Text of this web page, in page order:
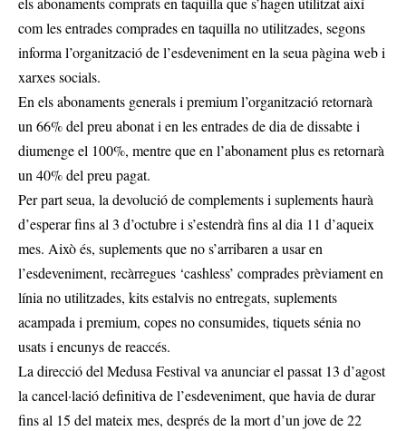
com les entrades comprades en taquilla no utilitzades, segons
informa l’organització de l’esdeveniment en la seua pàgina web i
xarxes socials.
En els abonaments generals i premium l’organització retornarà
un 66% del preu abonat i en les entrades de dia de dissabte i
diumenge el 100%, mentre que en l’abonament plus es retornarà
un 40% del preu pagat.
Per part seua, la devolució de complements i suplements haurà
d’esperar fins al 3 d’octubre i s’estendrà fins al dia 11 d’aqueix
mes. Això és, suplements que no s’arribaren a usar en
l’esdeveniment, recàrregues ‘cashless’ comprades prèviament en
línia no utilitzades, kits estalvis no entregats, suplements
acampada i premium, copes no consumides, tiquets sénia no
usats i encunys de reaccés.
La direcció del Medusa Festival va anunciar el passat 13 d’agost
la cancel·lació definitiva de l’esdeveniment, que havia de durar
fins al 15 del mateix mes, després de la mort d’un jove de 22